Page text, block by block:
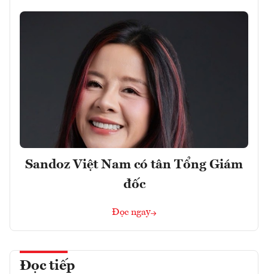
Sandoz Việt Nam có tân Tổng Giám
đốc
Đọc ngay
Đọc tiếp